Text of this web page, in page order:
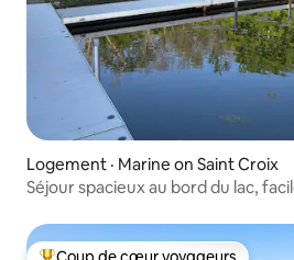
Logement · Marine on Saint Croix
Séjour spacieux au bord du lac,